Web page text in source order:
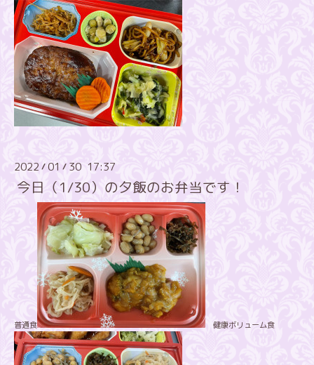
2022 /01 / 30 17:37
今日（1/30）の夕飯のお弁当です！
普通食 健康ボリューム食